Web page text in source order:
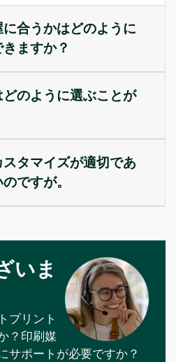
合うかはどのように
ますか？
のように選ぶことが
タマイズが適切であ
ですが。
いま
プリント
？印刷媒
サポートが必要ですか？